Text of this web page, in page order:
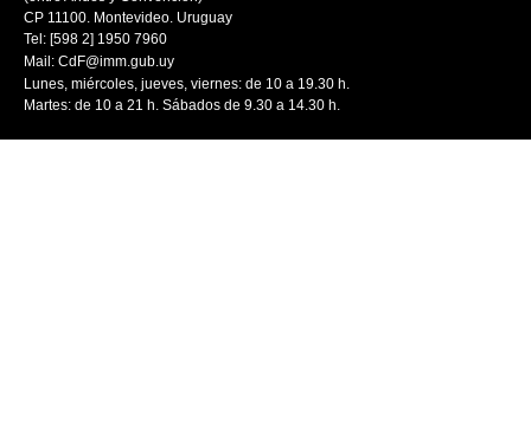
CP 11100. Montevideo. Uruguay
Tel: [598 2] 1950 7960
Mail: CdF@imm.gub.uy
Lunes, miércoles, jueves, viernes: de 10 a 19.30 h.
Martes: de 10 a 21 h. Sábados de 9.30 a 14.30 h.